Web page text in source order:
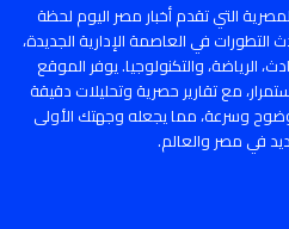
التي تقدم أخبار مصر اليوم لحظة
في العاصمة الإدارية الجديدة،
الرياضة، والتكنولوجيا. يوفر الموقع
مع تقارير حصرية وتحليلات دقيقة
وسرعة، مما يجعله وجهتك الأولى
في مصر والعالم.